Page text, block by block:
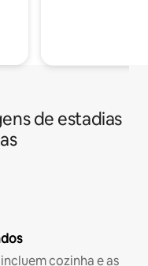
de estadias
cozinha e as